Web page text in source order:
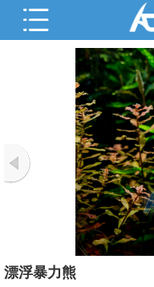
漂浮暴力熊